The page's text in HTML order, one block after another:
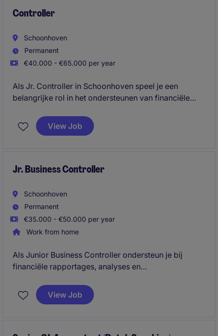
Controller
Schoonhoven
Permanent
€40.000 - €65.000 per year
Als Jr. Controller in Schoonhoven speel je een
belangrijke rol in het ondersteunen van financiële
werkt nauw samen met het accounting & finance
team om bij te dragen aan de financiële gezondheid
View Job
Jr. Business Controller
Schoonhoven
Permanent
€35.000 - €50.000 per year
Work from home
Als Junior Business Controller ondersteun je bij
financiële rapportages, analyses en
dynamische organisatie. Daarnaast denk je actief
mee over procesverbeteringen en krijg je de kans om
View Job